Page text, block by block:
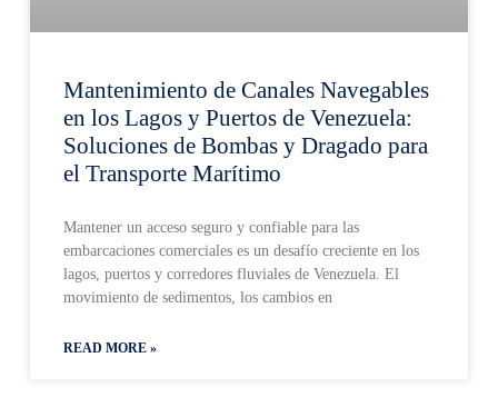
Mantenimiento de Canales Navegables
en los Lagos y Puertos de Venezuela:
Soluciones de Bombas y Dragado para
el Transporte Marítimo
Mantener un acceso seguro y confiable para las
embarcaciones comerciales es un desafío creciente en los
lagos, puertos y corredores fluviales de Venezuela. El
movimiento de sedimentos, los cambios en
READ MORE »